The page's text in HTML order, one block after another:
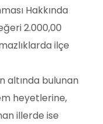
Hakkında
2.000,00
ilçe
altında bulunan
heyetlerine,
illerde ise